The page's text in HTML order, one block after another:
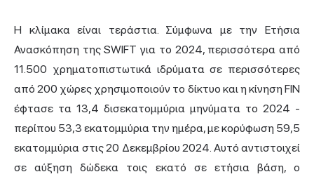
Η κλίμακα είναι τεράστια. Σύμφωνα με την Ετήσια
Ανασκόπηση της SWIFT για το 2024, περισσότερα από
11.500 χρηματοπιστωτικά ιδρύματα σε περισσότερες
από 200 χώρες χρησιμοποιούν το δίκτυο και η κίνηση FIN
έφτασε τα 13,4 δισεκατομμύρια μηνύματα το 2024 -
περίπου 53,3 εκατομμύρια την ημέρα, με κορύφωση 59,5
εκατομμύρια στις 20 Δεκεμβρίου 2024. Αυτό αντιστοιχεί
σε αύξηση δώδεκα τοις εκατό σε ετήσια βάση, ο